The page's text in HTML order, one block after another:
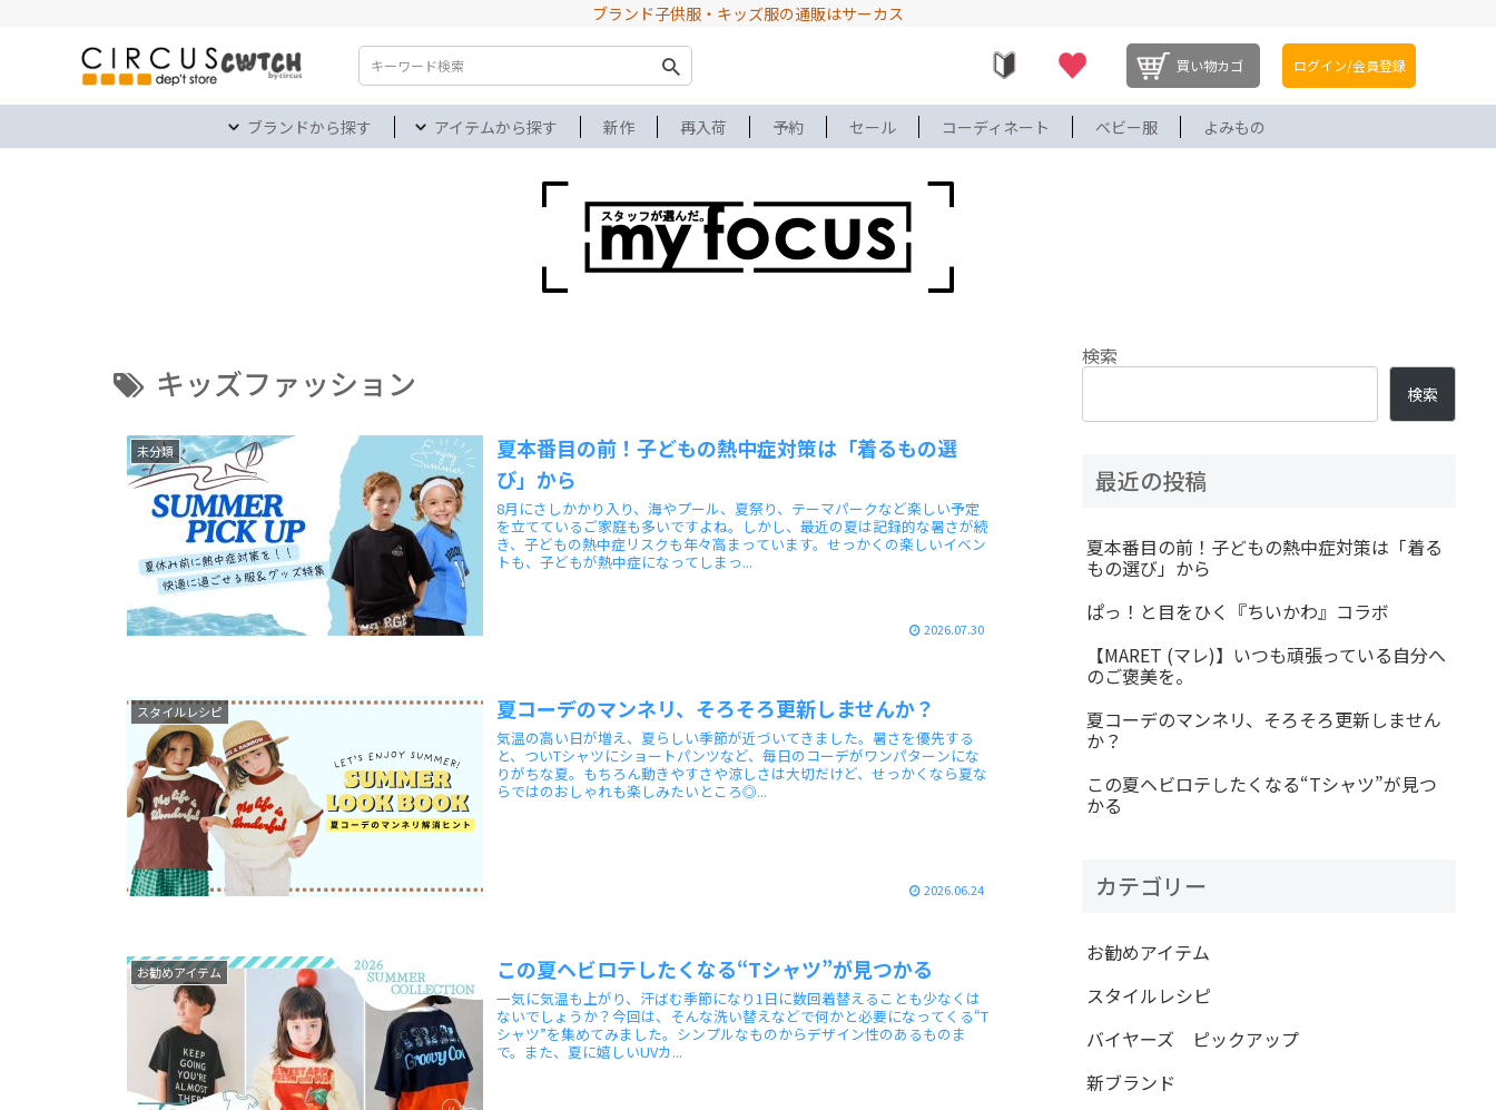
ブランド子供服・キッズ服の通販はサーカス
検索 買い物カゴ ログイン/会員登録
ブランドから探す アイテムから探す 新作 再入荷 予約 セール コーディネート ベビー服 よみもの
キッズファッション
未分類
夏本番目の前！子どもの熱中症対策は「着るもの選
び」から
8月にさしかかり入り、海やプール、夏祭り、テーマパークなど楽しい予定
を立てているご家庭も多いですよね。しかし、最近の夏は記録的な暑さが続
き、子どもの熱中症リスクも年々高まっています。せっかくの楽しいイベン
トも、子どもが熱中症になってしまっ...
2026.07.30
スタイルレシピ 夏コーデのマンネリ、そろそろ更新しませんか？
気温の高い日が増え、夏らしい季節が近づいてきました。暑さを優先する
と、ついTシャツにショートパンツなど、毎日のコーデがワンパターンにな
りがちな夏。もちろん動きやすさや涼しさは大切だけど、せっかくなら夏な
らではのおしゃれも楽しみたいところ◎...
2026.06.24
お勧めアイテム この夏ヘビロテしたくなる“Tシャツ”が見つかる
一気に気温も上がり、汗ばむ季節になり1日に数回着替えることも少なくは
ないでしょうか？今回は、そんな洗い替えなどで何かと必要になってくる“T
シャツ”を集めてみました。シンプルなものからデザイン性のあるものま
で。また、夏に嬉しいUVカ...
検索
検索
最近の投稿
夏本番目の前！子どもの熱中症対策は「着る
もの選び」から
ぱっ！と目をひく『ちいかわ』コラボ
【MARET (マレ)】いつも頑張っている自分へ
のご褒美を。
夏コーデのマンネリ、そろそろ更新しません
か？
この夏ヘビロテしたくなる“Tシャツ”が見つ
かる
カテゴリー
お勧めアイテム
スタイルレシピ
バイヤーズ ピックアップ
新ブランド